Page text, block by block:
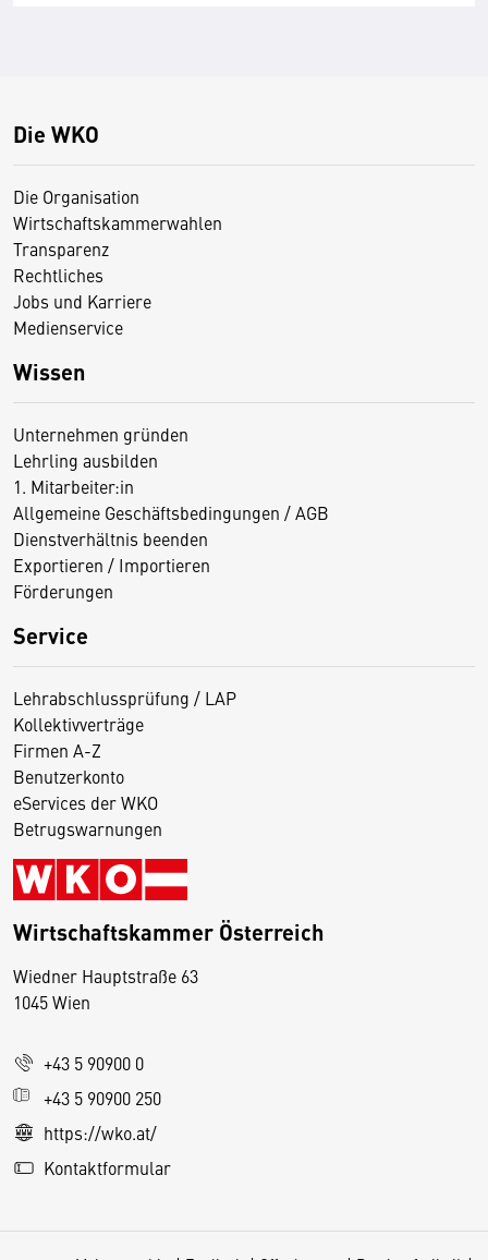
Die WKO
Die Organisation
Wirtschaftskammerwahlen
Transparenz
Rechtliches
Jobs und Karriere
Medienservice
Wissen
Unternehmen gründen
Lehrling ausbilden
1. Mitarbeiter:in
Allgemeine Geschäftsbedingungen / AGB
Dienstverhältnis beenden
Exportieren / Importieren
Förderungen
Service
Lehrabschlussprüfung / LAP
Kollektivverträge
Firmen A-Z
Benutzerkonto
eServices der WKO
Betrugswarnungen
Wirtschaftskammer Österreich
Wiedner Hauptstraße 63
1045 Wien
+43 5 90900 0
+43 5 90900 250
https://wko.at/
Kontaktformular
D
s
e
S
e